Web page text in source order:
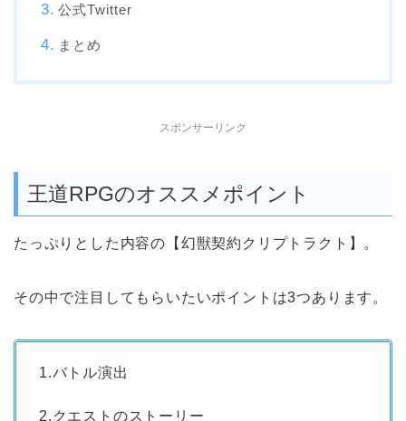
公式Twitter
まとめ
スポンサーリンク
王道RPGのオススメポイント
たっぷりとした内容の【幻獣契約クリプトラクト】。
その中で注目してもらいたいポイントは3つあります。
1.バトル演出
2.クエストのストーリー